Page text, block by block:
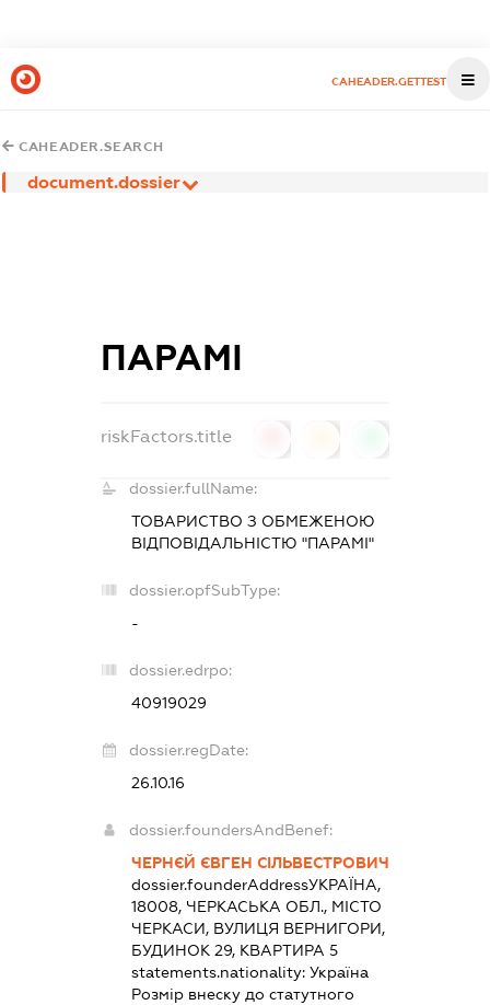
CAHEADER.GETTEST
CAHEADER.SEARCH
document.dossier
ПАРАМІ
riskFactors.title
dossier.fullName:
ТОВАРИСТВО З ОБМЕЖЕНОЮ
ВІДПОВІДАЛЬНІСТЮ "ПАРАМІ"
dossier.opfSubType:
-
dossier.edrpo:
40919029
dossier.regDate:
26.10.16
dossier.foundersAndBenef:
ЧЕРНЄЙ ЄВГЕН СІЛЬВЕСТРОВИЧ
dossier.founderAddressУКРАЇНА,
18008, ЧЕРКАСЬКА ОБЛ., МІСТО
ЧЕРКАСИ, ВУЛИЦЯ ВЕРНИГОРИ,
БУДИНОК 29, КВАРТИРА 5
statements.nationality: Україна
Розмір внеску до статутного